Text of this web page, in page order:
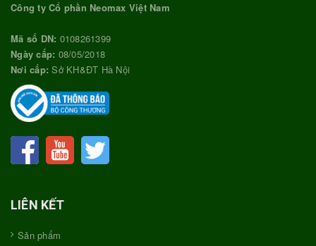
Công ty Cổ phần Neomax Việt Nam
Mã số DN: 0108261399
Ngày cấp: 08/05/2018
Nơi cấp: Sở KH&ĐT Hà Nội
LIÊN KẾT
Sản phẩm